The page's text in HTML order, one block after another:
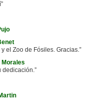
el Zoo de Fósiles. Gracias.”
Morales
dedicación.”